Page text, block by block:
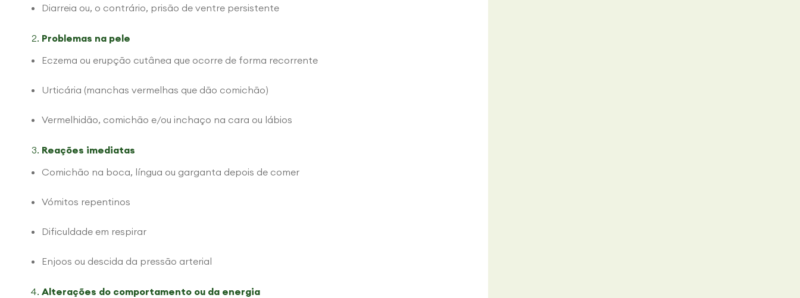
Diarreia ou, o contrário, prisão de ventre persistente
Problemas na pele
Eczema ou erupção cutânea que ocorre de forma recorrente
Urticária (manchas vermelhas que dão comichão)
Vermelhidão, comichão e/ou inchaço na cara ou lábios
Reações imediatas
Comichão na boca, língua ou garganta depois de comer
Vómitos repentinos
Dificuldade em respirar
Enjoos ou descida da pressão arterial
Alterações do comportamento ou da energia